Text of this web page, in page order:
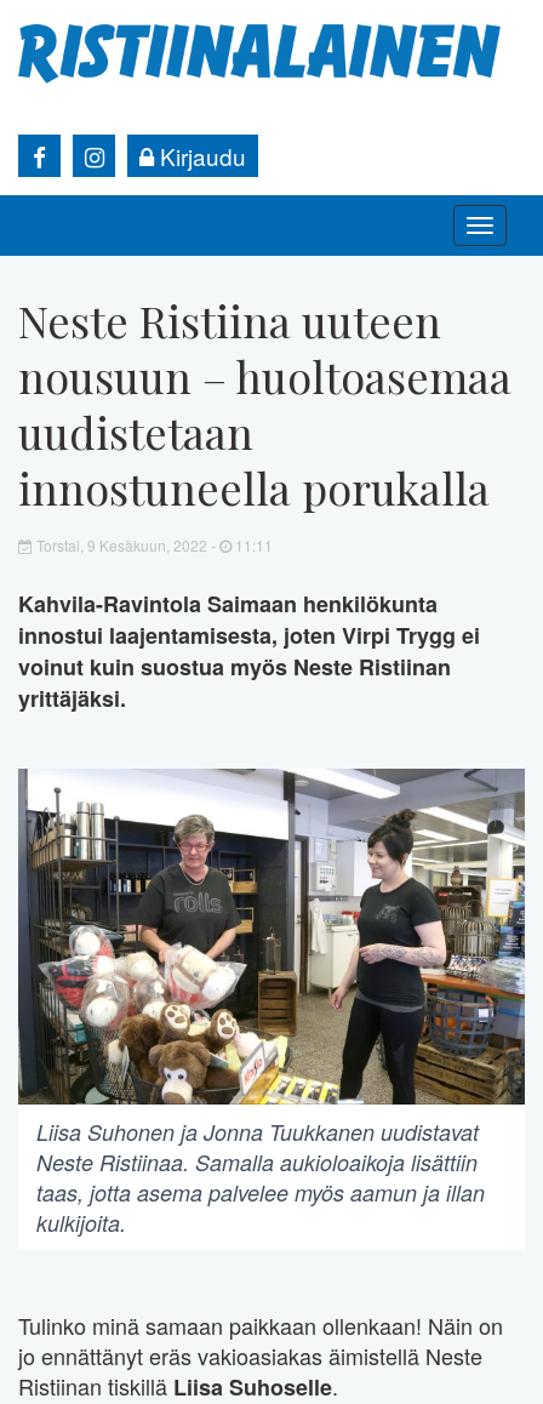
Kirjaudu
Toggle
Neste Ristiina uuteen
nousuun – huoltoasemaa
uudistetaan
innostuneella porukalla
Torstai, 9 Kesäkuun, 2022 - 11:11
Kahvila-Ravintola Saimaan henkilökunta
innostui laajentamisesta, joten Virpi Trygg ei
voinut kuin suostua myös Neste Ristiinan
yrittäjäksi.
Liisa Suhonen ja Jonna Tuukkanen uudistavat
Neste Ristiinaa. Samalla aukioloaikoja lisättiin
taas, jotta asema palvelee myös aamun ja illan
kulkijoita.
Tulinko minä samaan paikkaan ollenkaan! Näin on
jo ennättänyt eräs vakioasiakas äimistellä Neste
Ristiinan tiskillä Liisa Suhoselle.